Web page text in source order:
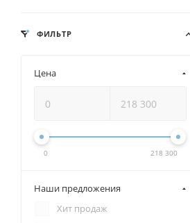
ФИЛЬТР
Цена
0 218 300
Наши предложения
Хит продаж